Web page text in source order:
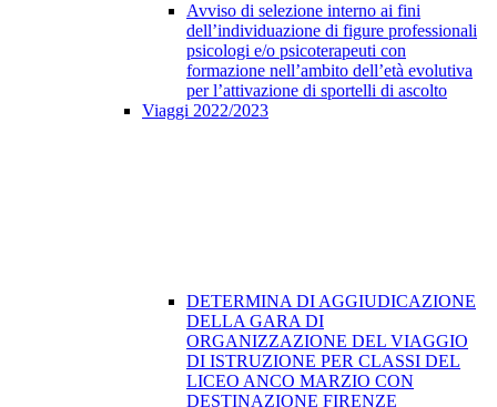
Avviso di selezione interno ai fini
dell’individuazione di figure professionali
psicologi e/o psicoterapeuti con
formazione nell’ambito dell’età evolutiva
per l’attivazione di sportelli di ascolto
Viaggi 2022/2023
DETERMINA DI AGGIUDICAZIONE
DELLA GARA DI
ORGANIZZAZIONE DEL VIAGGIO
DI ISTRUZIONE PER CLASSI DEL
LICEO ANCO MARZIO CON
DESTINAZIONE FIRENZE